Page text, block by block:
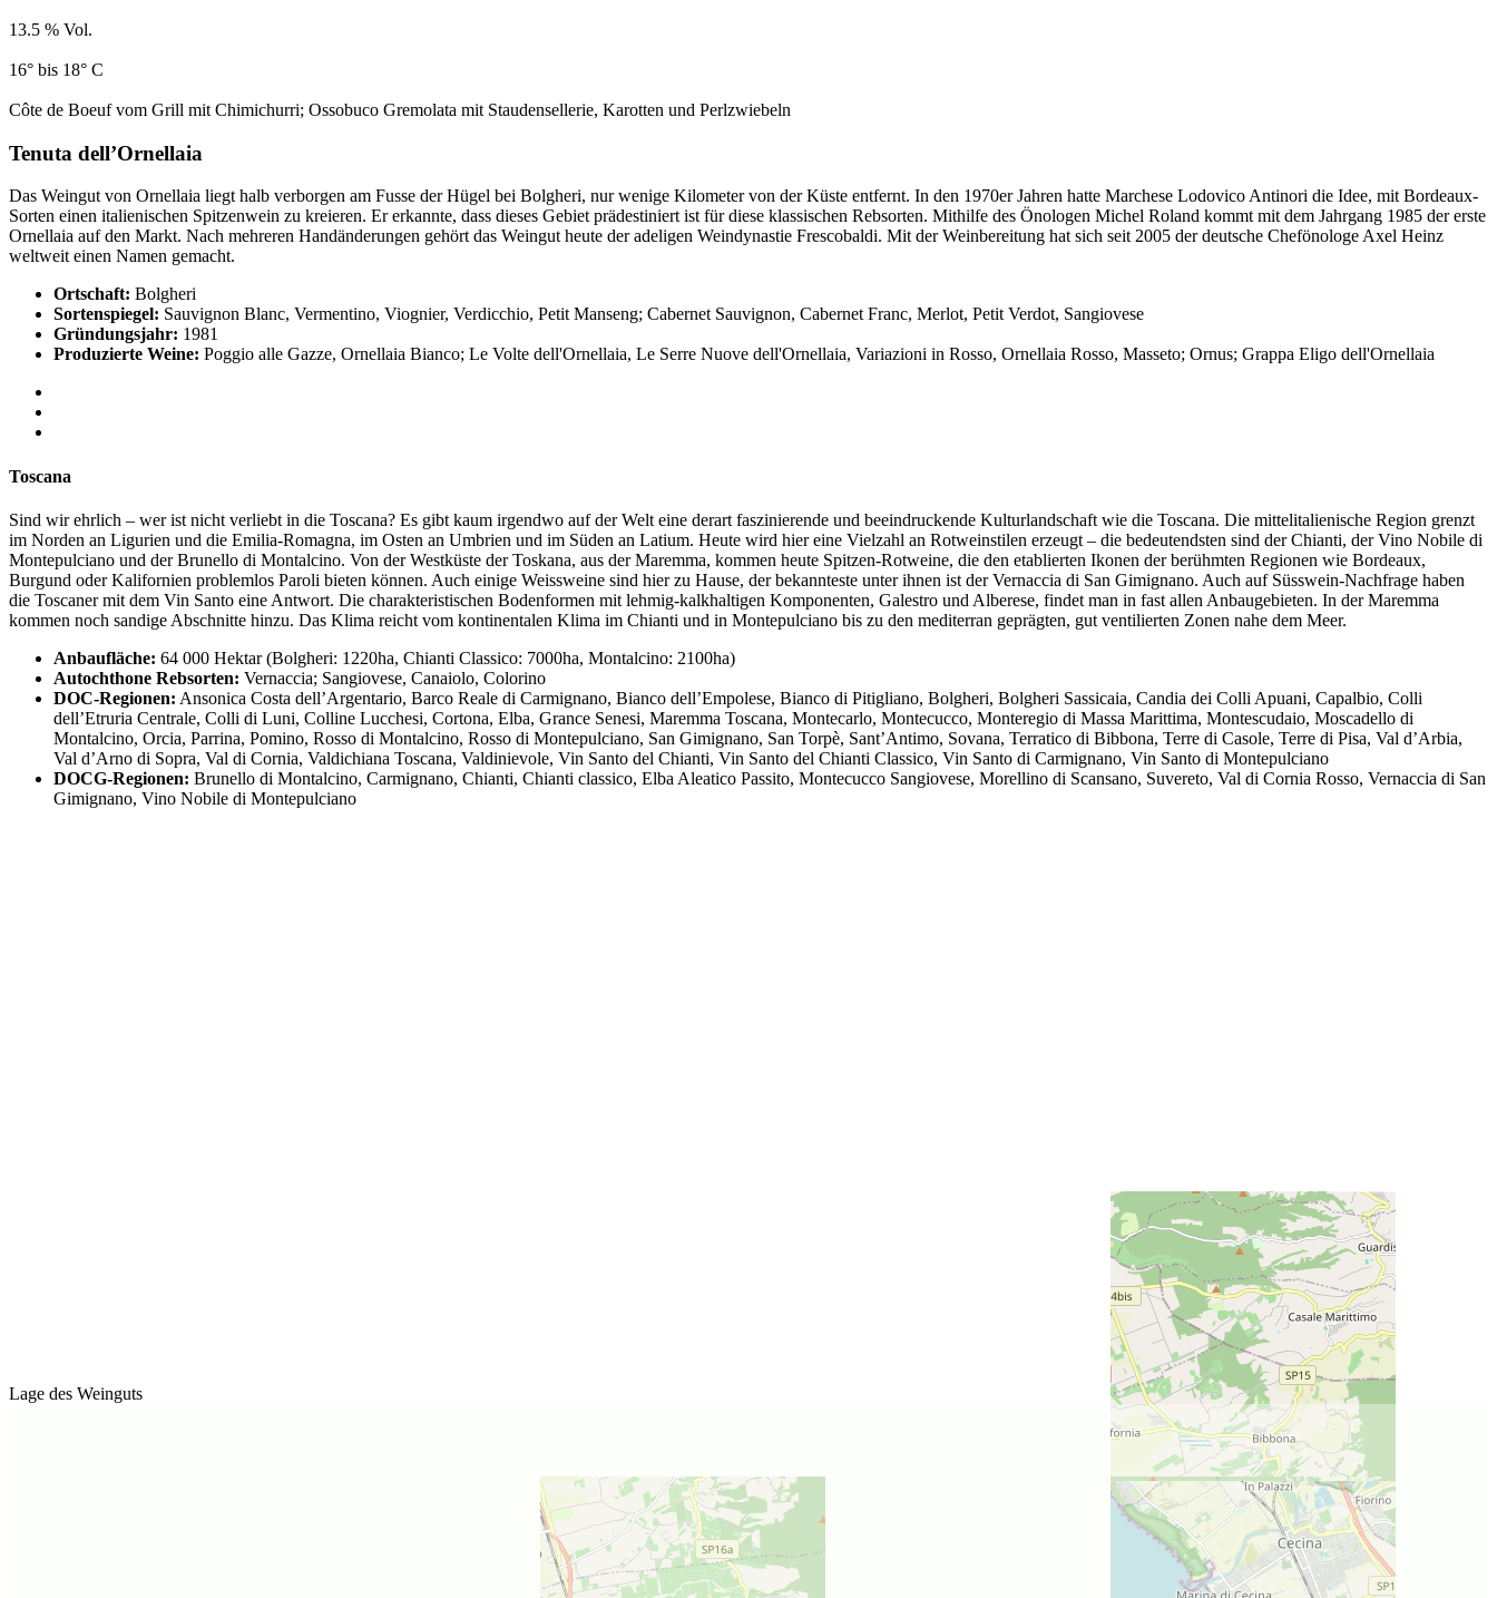
13.5 % Vol.
16° bis 18° C
Côte de Boeuf vom Grill mit Chimichurri; Ossobuco Gremolata mit Staudensellerie, Karotten und Perlzwiebeln
Tenuta dell’Ornellaia
Das Weingut von Ornellaia liegt halb verborgen am Fusse der Hügel bei Bolgheri, nur wenige Kilometer von der Küste entfernt. In den 1970er Jahren hatte Marchese Lodovico Antinori die Idee, mit Bordeaux-
Sorten einen italienischen Spitzenwein zu kreieren. Er erkannte, dass dieses Gebiet prädestiniert ist für diese klassischen Rebsorten. Mithilfe des Önologen Michel Roland kommt mit dem Jahrgang 1985 der erste
Ornellaia auf den Markt. Nach mehreren Handänderungen gehört das Weingut heute der adeligen Weindynastie Frescobaldi. Mit der Weinbereitung hat sich seit 2005 der deutsche Chefönologe Axel Heinz
weltweit einen Namen gemacht.
Ortschaft: Bolgheri
Sortenspiegel: Sauvignon Blanc, Vermentino, Viognier, Verdicchio, Petit Manseng; Cabernet Sauvignon, Cabernet Franc, Merlot, Petit Verdot, Sangiovese
Gründungsjahr: 1981
Produzierte Weine: Poggio alle Gazze, Ornellaia Bianco; Le Volte dell'Ornellaia, Le Serre Nuove dell'Ornellaia, Variazioni in Rosso, Ornellaia Rosso, Masseto; Ornus; Grappa Eligo dell'Ornellaia
Toscana
Sind wir ehrlich – wer ist nicht verliebt in die Toscana? Es gibt kaum irgendwo auf der Welt eine derart faszinierende und beeindruckende Kulturlandschaft wie die Toscana. Die mittelitalienische Region grenzt
im Norden an Ligurien und die Emilia-Romagna, im Osten an Umbrien und im Süden an Latium. Heute wird hier eine Vielzahl an Rotweinstilen erzeugt – die bedeutendsten sind der Chianti, der Vino Nobile di
Montepulciano und der Brunello di Montalcino. Von der Westküste der Toskana, aus der Maremma, kommen heute Spitzen-Rotweine, die den etablierten Ikonen der berühmten Regionen wie Bordeaux,
Burgund oder Kalifornien problemlos Paroli bieten können. Auch einige Weissweine sind hier zu Hause, der bekannteste unter ihnen ist der Vernaccia di San Gimignano. Auch auf Süsswein-Nachfrage haben
die Toscaner mit dem Vin Santo eine Antwort. Die charakteristischen Bodenformen mit lehmig-kalkhaltigen Komponenten, Galestro und Alberese, findet man in fast allen Anbaugebieten. In der Maremma
kommen noch sandige Abschnitte hinzu. Das Klima reicht vom kontinentalen Klima im Chianti und in Montepulciano bis zu den mediterran geprägten, gut ventilierten Zonen nahe dem Meer.
Anbaufläche: 64 000 Hektar (Bolgheri: 1220ha, Chianti Classico: 7000ha, Montalcino: 2100ha)
Autochthone Rebsorten: Vernaccia; Sangiovese, Canaiolo, Colorino
DOC-Regionen: Ansonica Costa dell’Argentario, Barco Reale di Carmignano, Bianco dell’Empolese, Bianco di Pitigliano, Bolgheri, Bolgheri Sassicaia, Candia dei Colli Apuani, Capalbio, Colli
dell’Etruria Centrale, Colli di Luni, Colline Lucchesi, Cortona, Elba, Grance Senesi, Maremma Toscana, Montecarlo, Montecucco, Monteregio di Massa Marittima, Montescudaio, Moscadello di
Montalcino, Orcia, Parrina, Pomino, Rosso di Montalcino, Rosso di Montepulciano, San Gimignano, San Torpè, Sant’Antimo, Sovana, Terratico di Bibbona, Terre di Casole, Terre di Pisa, Val d’Arbia,
Val d’Arno di Sopra, Val di Cornia, Valdichiana Toscana, Valdinievole, Vin Santo del Chianti, Vin Santo del Chianti Classico, Vin Santo di Carmignano, Vin Santo di Montepulciano
DOCG-Regionen: Brunello di Montalcino, Carmignano, Chianti, Chianti classico, Elba Aleatico Passito, Montecucco Sangiovese, Morellino di Scansano, Suvereto, Val di Cornia Rosso, Vernaccia di San
Gimignano, Vino Nobile di Montepulciano
Lage des Weinguts